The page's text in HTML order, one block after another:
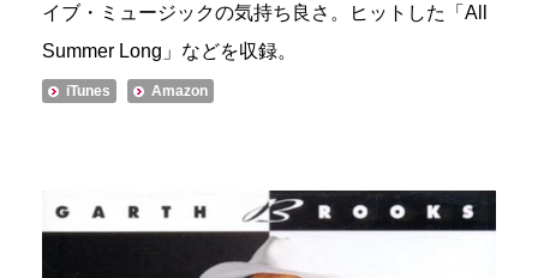
イブ・ミュージックの気持ち良さ。ヒットした「All
Summer Long」などを収録。
iTunes Amazon